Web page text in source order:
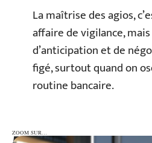
La maîtrise des agios,
affaire de vigilance,
d’anticipation et de
figé, surtout quand on
routine bancaire.
ZOOM SUR…